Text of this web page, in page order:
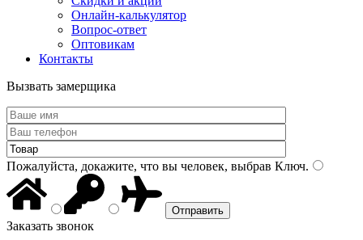
Онлайн-калькулятор
Вопрос-ответ
Оптовикам
Контакты
Вызвать замерщика
Пожалуйста, докажите, что вы человек, выбрав Ключ.
Заказать звонок